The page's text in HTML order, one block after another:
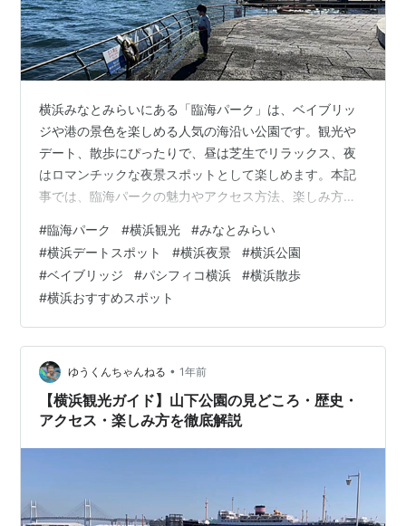
横浜みなとみらいにある「臨海パーク」は、ベイブリッ
ジや港の景色を楽しめる人気の海沿い公園です。観光や
デート、散歩にぴったりで、昼は芝生でリラックス、夜
はロマンチックな夜景スポットとして楽しめます。本記
事では、臨海パークの魅力やアクセス方法、楽しみ方を
とみらいを代表する海辺の公園 臨海パークの見どころと
楽しみ方 ① 広い芝生広場でピクニック ② 横浜ベイブ
リッジを望む大パノラマ ③ デートに最適！海沿いの遊
歩道 ④ 夜景スポットとしての魅力 臨海パークへのアク
セス 臨海パークを訪れる際のおすすめポイント まとめ｜
臨海パークは横浜観光・デートに…
#臨海パーク #横浜観光 #みなとみらい
#横浜デートスポット #横浜夜景 #横浜公園
#ベイブリッジ #パシフィコ横浜 #横浜散歩
#横浜おすすめスポット
ゆうくんちゃんねる • 1年前
【横浜観光ガイド】山下公園の見どころ・歴史・
アクセス・楽しみ方を徹底解説